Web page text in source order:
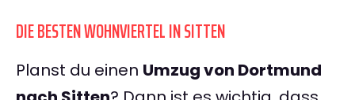
DIE BESTEN WOHNVIERTEL IN SITTEN
Planst du einen Umzug von Dortmund